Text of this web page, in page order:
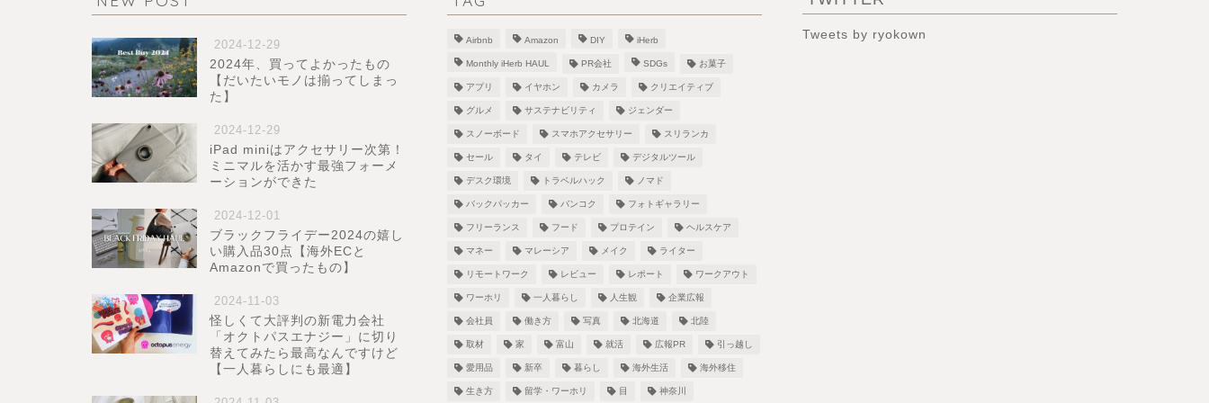
2024-12-29
2024年、買ってよかったもの
【だいたいモノは揃ってしまっ
た】
2024-12-29
iPad miniはアクセサリー次第！
ミニマルを活かす最強フォーメ
ーションができた
2024-12-01
ブラックフライデー2024の嬉し
い購入品30点【海外ECと
Amazonで買ったもの】
2024-11-03
怪しくて大評判の新電力会社
「オクトパスエナジー」に切り
替えてみたら最高なんですけど
【一人暮らしにも最適】
Airbnb Amazon DIY iHerb
Monthly iHerb HAUL PR会社 SDGs お菓子
アプリ イヤホン カメラ クリエイティブ
グルメ サステナビリティ ジェンダー
スノーボード スマホアクセサリー スリランカ
セール タイ テレビ デジタルツール
デスク環境 トラベルハック ノマド
バックパッカー バンコク フォトギャラリー
フリーランス フード プロテイン ヘルスケア
マネー マレーシア メイク ライター
リモートワーク レビュー レポート ワークアウト
ワーホリ 一人暮らし 人生観 企業広報
会社員 働き方 写真 北海道 北陸
取材 家 富山 就活 広報PR 引っ越し
愛用品 新卒 暮らし 海外生活 海外移住
生き方 留学・ワーホリ 目 神奈川
Tweets by ryokown